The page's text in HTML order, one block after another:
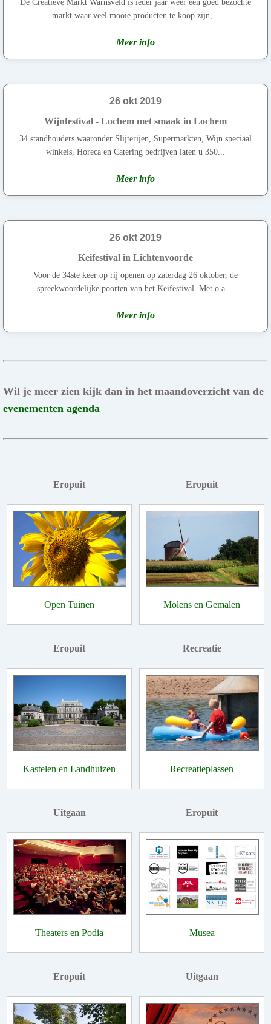
De Creatieve Markt Warnsveld is ieder jaar weer een goed bezochte
markt waar veel mooie producten te koop zijn,...
Meer info
26 okt 2019
Wijnfestival - Lochem met smaak in Lochem
34 standhouders waaronder Slijterijen, Supermarkten, Wijn speciaal
winkels, Horeca en Catering bedrijven laten u 350...
Meer info
26 okt 2019
Keifestival in Lichtenvoorde
Voor de 34ste keer op rij openen op zaterdag 26 oktober, de
spreekwoordelijke poorten van het Keifestival. Met o.a....
Meer info
Wil je meer zien kijk dan in het maandoverzicht van de
evenementen agenda
Eropuit
Open Tuinen
Eropuit
Molens en Gemalen
Eropuit
Kastelen en Landhuizen
Recreatie
Recreatieplassen
Uitgaan
Theaters en Podia
Eropuit
Musea
Eropuit Uitgaan